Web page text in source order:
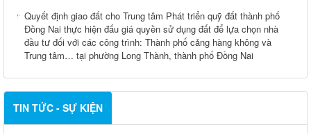
Quyết định giao đất cho Trung tâm Phát triển quỹ đất thành phố
Đồng Nai thực hiện đấu giá quyền sử dụng đất để lựa chọn nhà
đầu tư đối với các công trình: Thành phố cảng hàng không và
Trung tâm… tại phường Long Thành, thành phố Đồng Nai
TIN TỨC - SỰ KIỆN